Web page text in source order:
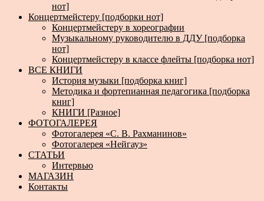
нот]
Концертмейстеру [подборки нот]
Концертмейстеру в хореографии
Музыкальному руководителю в ДДУ [подборка
нот]
Концертмейстеру в классе флейты [подборка нот]
ВСЕ КНИГИ
История музыки [подборка книг]
Методика и фортепианная педагогика [подборка
книг]
КНИГИ [Разное]
ФОТОГАЛЕРЕЯ
Фотогалерея «С. В. Рахманинов»
Фотогалерея «Нейгауз»
СТАТЬИ
Интервью
МАГАЗИН
Контакты